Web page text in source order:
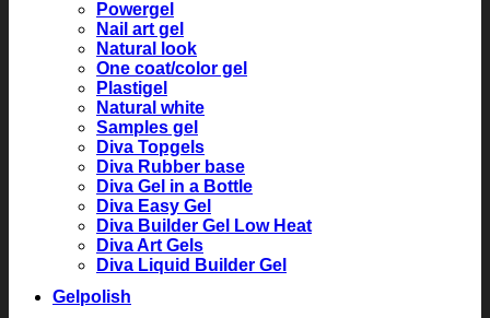
Powergel
Nail art gel
Natural look
One coat/color gel
Plastigel
Natural white
Samples gel
Diva Topgels
Diva Rubber base
Diva Gel in a Bottle
Diva Easy Gel
Diva Builder Gel Low Heat
Diva Art Gels
Diva Liquid Builder Gel
Gelpolish